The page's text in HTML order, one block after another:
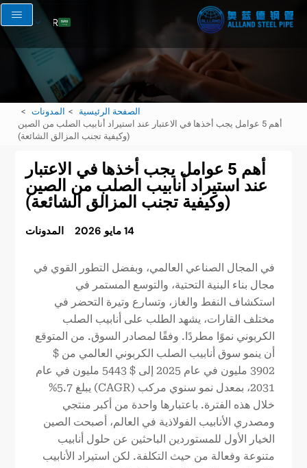
AR
EN
FR
ES
الصفحة الرئيسية
المدونات
أهم 5 عوامل يجب أخذها في الاعتبار عند استيراد أنابيب الصلب من الصين
(وكيفية تجنب المزالق الشائعة)
أهم 5 عوامل يجب أخذها في الاعتبار
عند استيراد أنابيب الصلب من الصين
(وكيفية تجنب المزالق الشائعة)
14 مايو 2026 المدونات
في المجال الصناعي العالمي، وبفضل التطور القوي في
مجال بناء البنية التحتية، والتوسع المستمر في
استكشاف النفط والغاز، وتسارع وتيرة التحضر في
مختلف القارات، يشهد الطلب على أنابيب الصلب
الكربوني نموًا مطردًا. وفقًا لمصادر السوق. من المتوقع
أن ينمو سوق أنابيب الصلب الكربوني العالمي من $
3902 مليون في عام 2025 إلى $ 5443 مليون في عام
2031، بمعدل نمو سنوي مركب (CAGR) يبلغ 5.7%
خلال هذه الفترة. باعتبارها واحدة من أكبر منتجي
ومصدري الأنابيب الفولاذية في العالم، أصبحت الصين
الخيار الأول للمستوردين الباحثين عن حلول أنابيب
متنوعة وفعالة من حيث التكلفة. لكن استيراد الأنابيب